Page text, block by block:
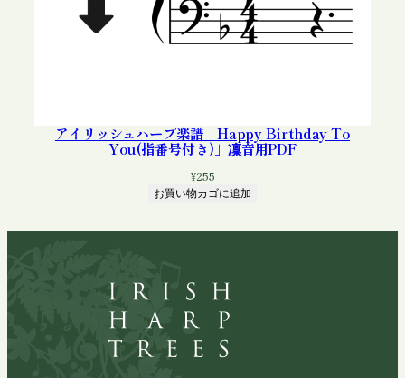
アイリッシュハープ楽譜「Happy Birthday To
You(指番号付き)」凜音用PDF
¥255
お買い物カゴに追加